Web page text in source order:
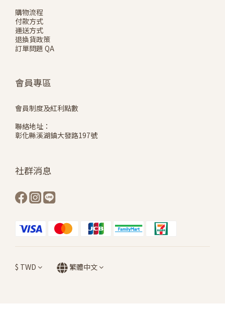
購物流程
付款方式
運送方式
退換貨政策
訂單問題 QA
會員專區
會員制度及紅利點數
聯絡地址：
彰化縣溪湖鎮大發路197號
社群消息
$ TWD 繁體中文